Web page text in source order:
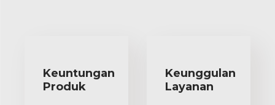
Keuntungan
Produk
Keunggulan
Layanan